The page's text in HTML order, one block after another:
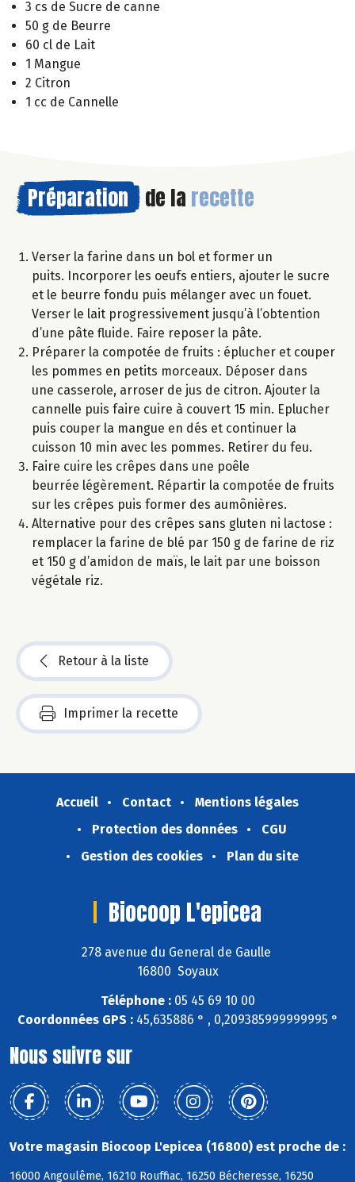
3 cs de Sucre de canne
50 g de Beurre
60 cl de Lait
1 Mangue
2 Citron
1 cc de Cannelle
Préparation de la recette
Verser la farine dans un bol et former un
puits. Incorporer les oeufs entiers, ajouter le sucre
et le beurre fondu puis mélanger avec un fouet.
Verser le lait progressivement jusqu’à l’obtention
d’une pâte fluide. Faire reposer la pâte.
Préparer la compotée de fruits : éplucher et couper
les pommes en petits morceaux. Déposer dans
une casserole, arroser de jus de citron. Ajouter la
cannelle puis faire cuire à couvert 15 min. Eplucher
puis couper la mangue en dés et continuer la
cuisson 10 min avec les pommes. Retirer du feu.
Faire cuire les crêpes dans une poêle
beurrée légèrement. Répartir la compotée de fruits
sur les crêpes puis former des aumônières.
Alternative pour des crêpes sans gluten ni lactose :
remplacer la farine de blé par 150 g de farine de riz
et 150 g d’amidon de maïs, le lait par une boisson
végétale riz.
Retour à la liste
Imprimer la recette
Accueil Contact
Mentions légales
Protection des données
CGU
Gestion des cookies
Plan du site
Biocoop L'epicea
278 avenue du General de Gaulle
16800 Soyaux
Téléphone :05 45 69 10 00
Coordonnées GPS :45,635886 ° , 0,209385999999995 °
Nous suivre sur
Votre magasin Biocoop L'epicea (16800) est proche de :
16000 Angoulême, 16210 Rouffiac, 16250 Bécheresse, 16250